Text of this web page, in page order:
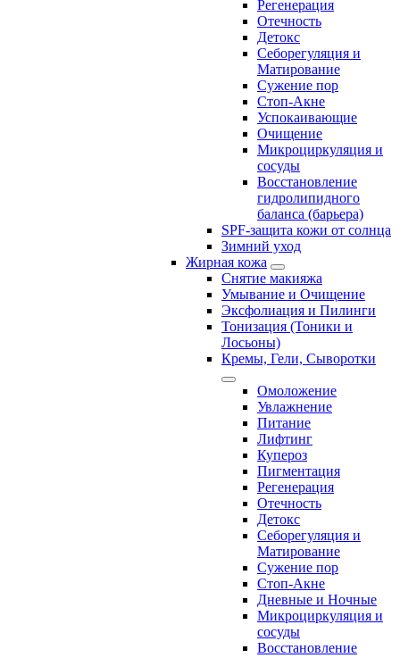
Регенерация
Отечность
Детокс
Себорегуляция и
Матирование
Сужение пор
Стоп-Акне
Успокаивающие
Очищение
Микроциркуляция и
сосуды
Восстановление
гидролипидного
баланса (барьера)
SPF-защита кожи от солнца
Зимний уход
Жирная кожа
Снятие макияжа
Умывание и Очищение
Эксфолиация и Пилинги
Тонизация (Тоники и
Лосьоны)
Кремы, Гели, Сыворотки
Омоложение
Увлажнение
Питание
Лифтинг
Купероз
Пигментация
Регенерация
Отечность
Детокс
Себорегуляция и
Матирование
Сужение пор
Стоп-Акне
Дневные и Ночные
Микроциркуляция и
сосуды
Восстановление